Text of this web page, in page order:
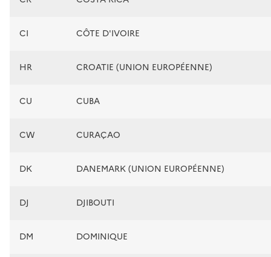
CI CÔTE D'IVOIRE
HR CROATIE (UNION EUROPÉENNE)
CU CUBA
CW CURAÇAO
DK DANEMARK (UNION EUROPÉENNE)
DJ DJIBOUTI
DM DOMINIQUE